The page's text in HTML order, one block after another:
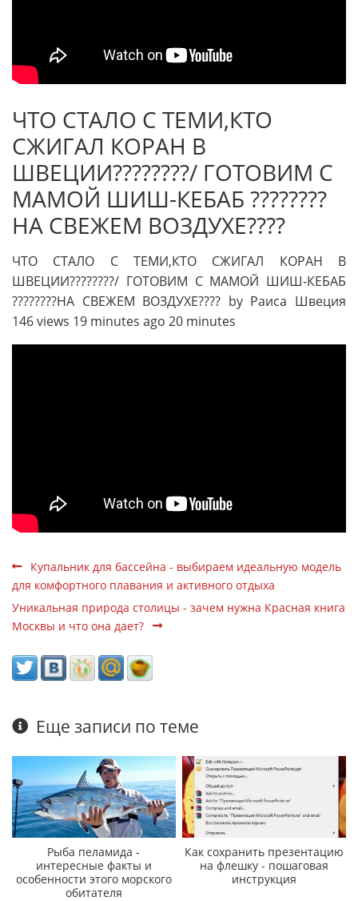
ЧТО СТАЛО С ТЕМИ,КТО
СЖИГАЛ КОРАН В
ШВЕЦИИ????????/ ГОТОВИМ С
МАМОЙ ШИШ-КЕБАБ ????????
НА СВЕЖЕМ ВОЗДУХЕ????
ЧТО СТАЛО С ТЕМИ,КТО СЖИГАЛ КОРАН В
ШВЕЦИИ????????/ ГОТОВИМ С МАМОЙ ШИШ-КЕБАБ
????????НА СВЕЖЕМ ВОЗДУХЕ???? by Раиса Швеция
146 views 19 minutes ago 20 minutes
Купальник для бассейна - выбираем идеальную модель
для комфортного плавания и активного отдыха
Уникальная природа столицы - зачем нужна Красная книга
Москвы и что она дает?
Еще записи по теме
Рыба пеламида -
интересные факты и
особенности этого морского
обитателя
Как сохранить презентацию
на флешку - пошаговая
инструкция